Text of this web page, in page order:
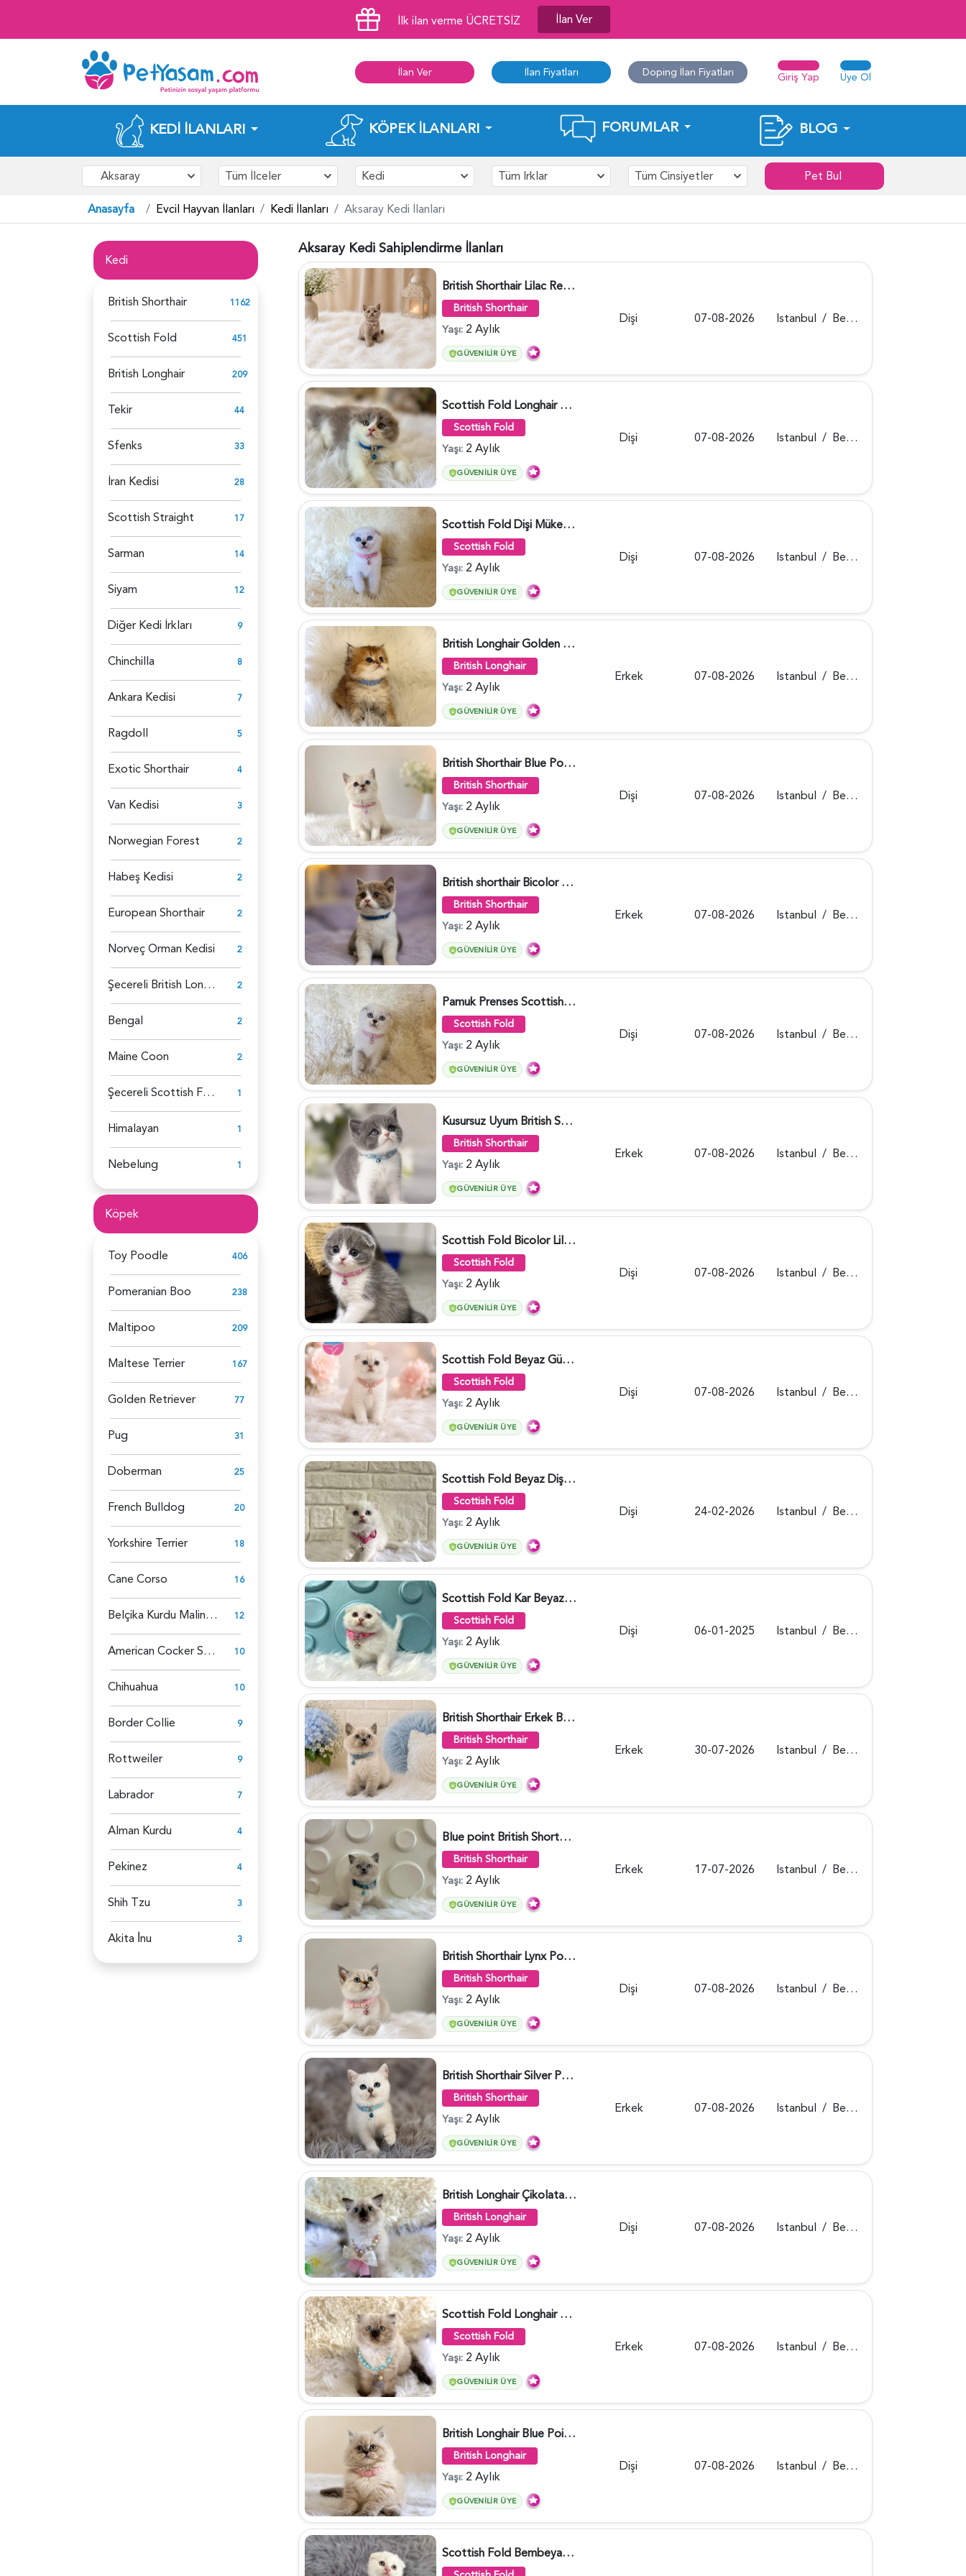
İlk ilan verme ÜCRETSİZ İlan Ver
İlan Ver İlan Fiyatları Doping İlan Fiyatları Giriş Yap Üye Ol
KEDI İLANLARI KÖPEK İLANLARI FORUMLAR BLOG
Aksaray Tüm İlceler Kedi Tüm Irklar Tüm Cinsiyetler Pet Bul
Anasayfa Evcil Hayvan İlanları Kedi İlanları Aksaray Kedi İlanları
Kedi
British Shorthair 1162
Scottish Fold 451
British Longhair 209
Tekir 44
Sfenks 33
İran Kedisi 28
Scottish Straight 17
Sarman 14
Siyam 12
Diğer Kedi İrkları 9
Chinchilla 8
Ankara Kedisi 7
Ragdoll 5
Exotic Shorthair 4
Van Kedisi 3
Norwegian Forest 2
Habeş Kedisi 2
European Shorthair 2
Norveç Orman Kedisi 2
Şecereli British Longhair 2
Bengal 2
Maine Coon 2
Şecereli Scottish Fold 1
Himalayan 1
Nebelung 1
Köpek
Toy Poodle 406
Pomeranian Boo 238
Maltipoo 209
Maltese Terrier 167
Golden Retriever 77
Pug 31
Doberman 25
French Bulldog 20
Yorkshire Terrier 18
Cane Corso 16
Belçika Kurdu Malinois 12
American Cocker Spaniel 10
Chihuahua 10
Border Collie 9
Rottweiler 9
Labrador 7
Alman Kurdu 4
Pekinez 4
Shih Tzu 3
Akita İ̇nu 3
Aksaray Kedi Sahiplendirme İlanları
British Shorthair Lilac Renk Dişi Yavrumuz - 4646
British Shorthair
Yaşı: 2 Aylık
GÜVENILIR ÜYE
Dişi 07-08-2026 Istanbul / Beykoz
Scottish Fold Longhair Lilac Bi Color 2 Aylık - 5908
Scottish Fold
Yaşı: 2 Aylık
GÜVENILIR ÜYE
Dişi 07-08-2026 Istanbul / Beykoz
Scottish Fold Dişi Mükemmel Yavrumuz - 5909
Scottish Fold
Yaşı: 2 Aylık
GÜVENILIR ÜYE
Dişi 07-08-2026 Istanbul / Beykoz
British Longhair Golden Erkek Yavrumuz - 5910
British Longhair
Yaşı: 2 Aylık
GÜVENILIR ÜYE
Erkek 07-08-2026 Istanbul / Beykoz
British Shorthair Blue Point Kızımız 2 Aylık - 5149
British Shorthair
Yaşı: 2 Aylık
GÜVENILIR ÜYE
Dişi 07-08-2026 Istanbul / Beykoz
British shorthair Bicolor Lilac Erkek - 5905
British Shorthair
Yaşı: 2 Aylık
GÜVENILIR ÜYE
Erkek 07-08-2026 Istanbul / Beykoz
Pamuk Prenses Scottish Fold Maviş Yavrumuz - 6009
Scottish Fold
Yaşı: 2 Aylık
GÜVENILIR ÜYE
Dişi 07-08-2026 Istanbul / Beykoz
Kusursuz Uyum British Shorthair Bi Color Erkek - 6011
British Shorthair
Yaşı: 2 Aylık
GÜVENILIR ÜYE
Erkek 07-08-2026 Istanbul / Beykoz
Scottish Fold Bicolor Lilac Dişi - 6014
Scottish Fold
Yaşı: 2 Aylık
GÜVENILIR ÜYE
Dişi 07-08-2026 Istanbul / Beykoz
Scottish Fold Beyaz Güzellik 2 Aylık - 4690
Scottish Fold
Yaşı: 2 Aylık
GÜVENILIR ÜYE
Dişi 07-08-2026 Istanbul / Beykoz
Scottish Fold Beyaz Dişi Baby Face 2 Aylık - 3704
Scottish Fold
Yaşı: 2 Aylık
GÜVENILIR ÜYE
Dişi 24-02-2026 Istanbul / Beykoz
Scottish Fold Kar Beyazı Dişi 2 Aylık - 2980
Scottish Fold
Yaşı: 2 Aylık
GÜVENILIR ÜYE
Dişi 06-01-2025 Istanbul / Beykoz
British Shorthair Erkek Bluepoint 2 Aylık - 4448
British Shorthair
Yaşı: 2 Aylık
GÜVENILIR ÜYE
Erkek 30-07-2026 Istanbul / Beykoz
Blue point British Shorthair Kedim 2 Aylık - 4132
British Shorthair
Yaşı: 2 Aylık
GÜVENILIR ÜYE
Erkek 17-07-2026 Istanbul / Beykoz
British Shorthair Lynx Point Dişi Yavrumuz Yuva Arıyor - 5148
British Shorthair
Yaşı: 2 Aylık
GÜVENILIR ÜYE
Dişi 07-08-2026 Istanbul / Beykoz
British Shorthair Silver Point Erkek 2 Aylık - 6122
British Shorthair
Yaşı: 2 Aylık
GÜVENILIR ÜYE
Erkek 07-08-2026 Istanbul / Beykoz
British Longhair Çikolata Nadir Renk Göz Kamaştırıcı - 6117
British Longhair
Yaşı: 2 Aylık
GÜVENILIR ÜYE
Dişi 07-08-2026 Istanbul / Beykoz
Scottish Fold Longhair Çikolata Erkek Yavrumuz - 6119
Scottish Fold
Yaşı: 2 Aylık
GÜVENILIR ÜYE
Erkek 07-08-2026 Istanbul / Beykoz
British Longhair Blue Point Afrodit Yuva Arıyor - 6118
British Longhair
Yaşı: 2 Aylık
GÜVENILIR ÜYE
Dişi 07-08-2026 Istanbul / Beykoz
Scottish Fold Bembeyaz Pembe Burun Yavrumuz - 6120